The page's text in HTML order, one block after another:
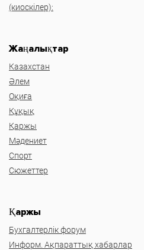
(киоскілер):
Жаңалықтар
Казахстан
Әлем
Оқиға
Құқық
Қаржы
Мәдениет
Спорт
Сюжеттер
Қаржы
Бухгалтерлік форум
Информ. Ақпараттық хабарлар